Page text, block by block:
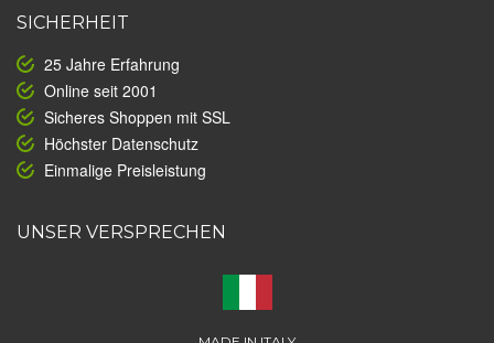
SICHERHEIT
25 Jahre Erfahrung
Online seit 2001
Sicheres Shoppen mit SSL
Höchster Datenschutz
Einmalige Preisleistung
UNSER VERSPRECHEN